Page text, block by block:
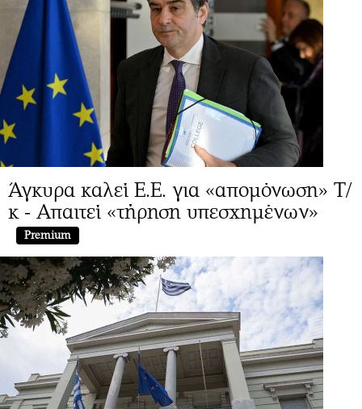
Άγκυρα καλεί Ε.Ε. για «απομόνωση» Τ/
κ - Απαιτεί «τήρηση υπεσχημένων»
Premium